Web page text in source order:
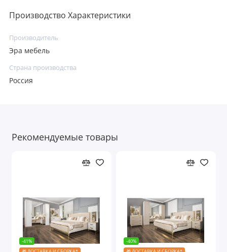
Производство Характеристики
Производитель
Эра мебель
Страна производства
Россия
Рекомендуемые товары
-41%
-40%